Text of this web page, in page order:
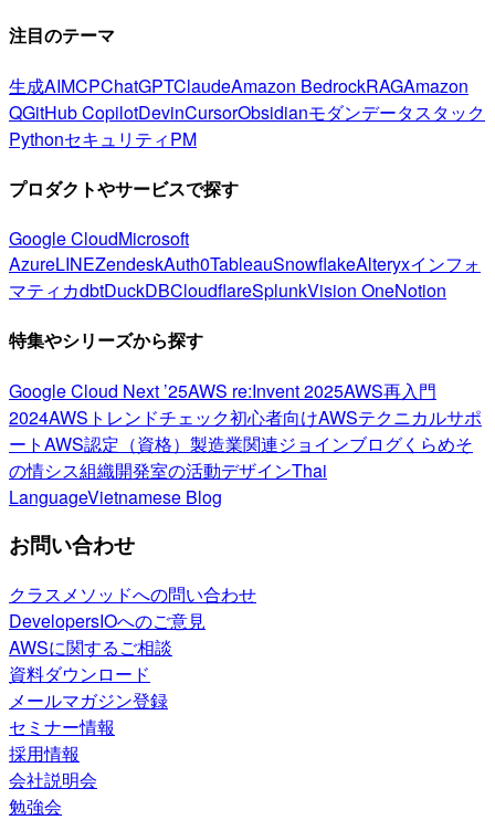
注目のテーマ
生成AIMCPChatGPTClaudeAmazon BedrockRAGAmazon
QGitHub CopilotDevinCursorObsidianモダンデータスタック
PythonセキュリティPM
プロダクトやサービスで探す
Google CloudMicrosoft
AzureLINEZendeskAuth0TableauSnowflakeAlteryxインフォ
マティカdbtDuckDBCloudflareSplunkVision OneNotion
特集やシリーズから探す
Google Cloud Next ’25AWS re:Invent 2025AWS再入門
2024AWSトレンドチェック初心者向けAWSテクニカルサポ
ートAWS認定（資格） 製造業関連ジョインブログくらめそ
の情シス組織開発室の活動デザインThai
LanguageVietnamese Blog
お問い合わせ
クラスメソッドへの問い合わせ
DevelopersIOへのご意見
AWSに関するご相談
資料ダウンロード
メールマガジン登録
セミナー情報
採用情報
会社説明会
勉強会